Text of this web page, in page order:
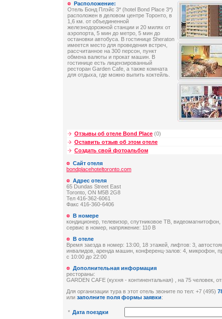
Расположение:
Отель Бонд Плэйс 3* (hotel Bond Place 3*)
расположен в деловом центре Торонто, в
1,6 км. от объединенной
железнодорожной станции и 20 милях от
аэропорта, 5 мин до метро, 5 мин до
остановки автобуса. В гостинице Sheraton
имеется место для проведения встреч,
рассчитанное на 300 персон, пункт
обмена валюты и прокат машин. В
гостинице есть лицензированный
ресторан Garden Cafe, а также комната
для отдыха, где можно выпить коктейль.
Отзывы об отеле Bond Place (0)
Оставить отзыв об этом отеле
Создать свой фотоальбом
Сайт отеля
bondplacehoteltoronto.com
Адрес отеля
65 Dundas Street East
Toronto, ON M5B 2G8
Тел 416-362-6061
Факс 416-360-6406
В номере
кондиционер, телевизор, спутниковое ТВ,
сервис в номер, напряжение: 110 В
В отеле
Время заезда в номер: 13:00, 18 этажей, лифтов: 3,
инвалидов, аренда машин, конференц-залов: 4, микрофон,
с 10:00 до 22:00
Дополнительная информация
рестораны:
GARDEN CAFE (кухня - континентальная) , на 75 человек,
Для организации тура в этот отель звоните по тел: +7 (495)
или заполните поля формы заявки:
* Дата поездки